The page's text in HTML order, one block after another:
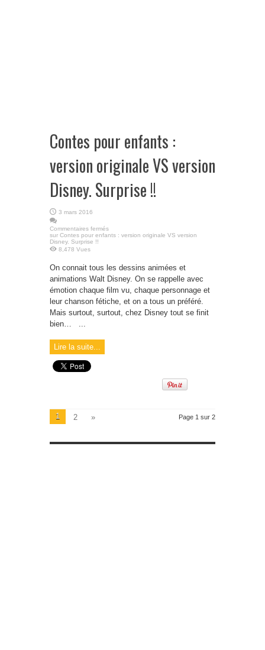
Contes pour enfants :
version originale VS version
Disney. Surprise !!
3 mars 2016
Commentaires fermés
sur Contes pour enfants : version originale VS version
Disney. Surprise !!
8,478 Vues
On connait tous les dessins animées et
animations Walt Disney. On se rappelle avec
émotion chaque film vu, chaque personnage et
leur chanson fétiche, et on a tous un préféré.
Mais surtout, surtout, chez Disney tout se finit
bien… ...
Lire la suite...
Page 1 sur 2
1 2 »